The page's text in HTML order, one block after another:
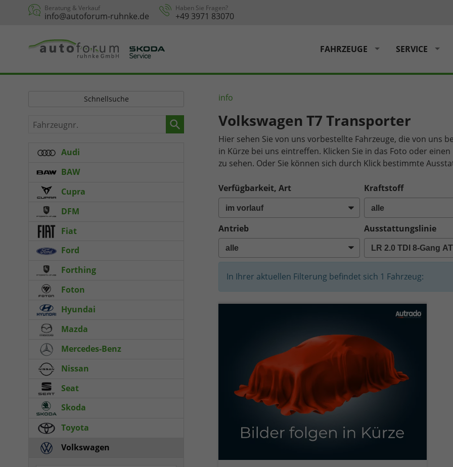
Beratung & Verkauf
info@autoforum-ruhnke.de
Haben Sie Fragen?
+49 3971 83070
FAHRZEUGE SERVICE
info
Volkswagen T7 Transporter
Hier sehen Sie von uns vorbestellte Fahrzeuge, die von
in Kürze bei uns eintreffen. Klicken Sie in das Foto oder
zu sehen. Oder Sie können sich durch Klick bestimmte
Verfügbarkeit, Art Kraftstoff
Antrieb Ausstattungslinie
In Ihrer aktuellen Filterung befindet sich 1 Fahrzeug:
Schnellsuche
Fahrzeugnr.
Audi
BAW
Cupra
DFM
Fiat
Ford
Forthing
Foton
Hyundai
Mazda
Mercedes-Benz
Nissan
Seat
Skoda
Toyota
Volkswagen